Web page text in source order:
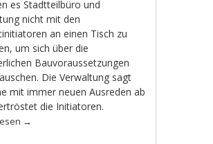
es Stadtteilbüro und
nicht mit den
an einen Tisch zu
um sich über die
Bauvoraussetzungen
Die Verwaltung sagt
mit immer neuen Ausreden ab
die Initiatoren.
→